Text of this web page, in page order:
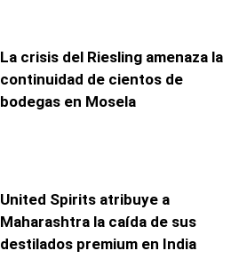
La crisis del Riesling amenaza la
continuidad de cientos de
bodegas en Mosela
United Spirits atribuye a
Maharashtra la caída de sus
destilados premium en India